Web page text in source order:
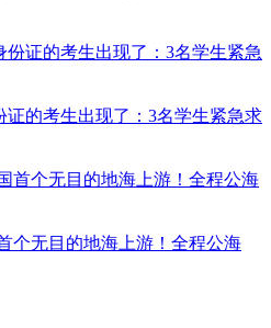
证的考生出现了：3名学生紧急求
个无目的地海上游！全程公海